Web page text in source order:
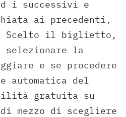
i successivi e
ai precedenti,
Scelto il biglietto,
selezionare la
e se procedere
automatica del
gratuita su
mezzo di scegliere